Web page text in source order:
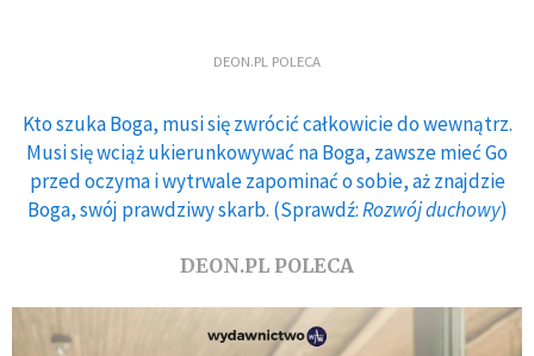
DEON.PL POLECA
Kto szuka Boga, musi się zwrócić całkowicie do wewnątrz.
Musi się wciąż ukierunkowywać na Boga, zawsze mieć Go
przed oczyma i wytrwale zapominać o sobie, aż znajdzie
Boga, swój prawdziwy skarb. (Sprawdź:Rozwój duchowy)
DEON.PL POLECA